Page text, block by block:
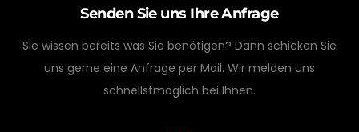
Senden Sie uns Ihre Anfrage
Sie wissen bereits was Sie benötigen? Dann schicken Sie
uns gerne eine Anfrage per Mail. Wir melden uns
schnellstmöglich bei Ihnen.